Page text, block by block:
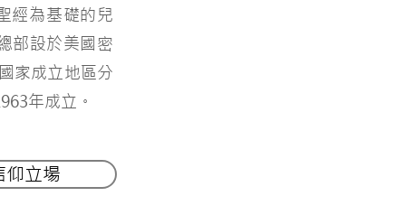
經為基礎的兒
部設於美國密
家成立地區分
年成立。
仰立場